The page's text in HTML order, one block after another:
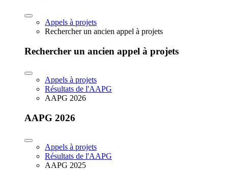
Appels à projets
Rechercher un ancien appel à projets
Rechercher un ancien appel à projets
Appels à projets
Résultats de l'AAPG
AAPG 2026
AAPG 2026
Appels à projets
Résultats de l'AAPG
AAPG 2025